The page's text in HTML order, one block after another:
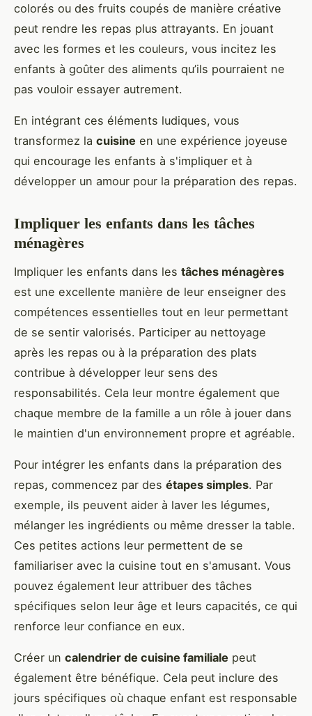
colorés ou des fruits coupés de manière créative
peut rendre les repas plus attrayants. En jouant
avec les formes et les couleurs, vous incitez les
enfants à goûter des aliments qu’ils pourraient ne
pas vouloir essayer autrement.
En intégrant ces éléments ludiques, vous
transformez la cuisine en une expérience joyeuse
qui encourage les enfants à s'impliquer et à
développer un amour pour la préparation des repas.
Impliquer les enfants dans les tâches
ménagères
Impliquer les enfants dans les tâches ménagères
est une excellente manière de leur enseigner des
compétences essentielles tout en leur permettant
de se sentir valorisés. Participer au nettoyage
après les repas ou à la préparation des plats
contribue à développer leur sens des
responsabilités. Cela leur montre également que
chaque membre de la famille a un rôle à jouer dans
le maintien d'un environnement propre et agréable.
Pour intégrer les enfants dans la préparation des
repas, commencez par des étapes simples. Par
exemple, ils peuvent aider à laver les légumes,
mélanger les ingrédients ou même dresser la table.
Ces petites actions leur permettent de se
familiariser avec la cuisine tout en s'amusant. Vous
pouvez également leur attribuer des tâches
spécifiques selon leur âge et leurs capacités, ce qui
renforce leur confiance en eux.
Créer un calendrier de cuisine familiale peut
également être bénéfique. Cela peut inclure des
jours spécifiques où chaque enfant est responsable